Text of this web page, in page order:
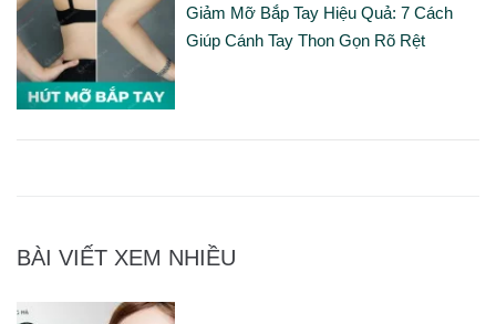
Giảm Mỡ Bắp Tay Hiệu Quả: 7 Cách
Giúp Cánh Tay Thon Gọn Rõ Rệt
BÀI VIẾT XEM NHIỀU